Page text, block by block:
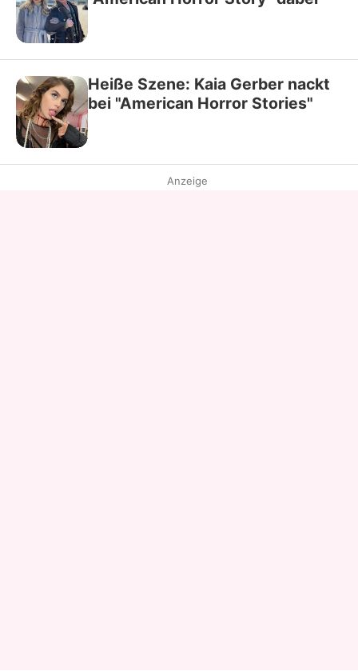
Heiße Szene: Kaia Gerber nackt
bei "American Horror Stories"
Anzeige